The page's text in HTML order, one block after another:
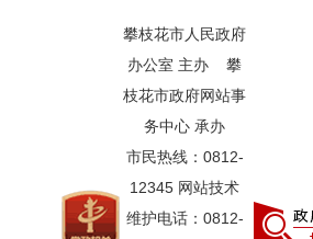
攀枝花市人民政府
办公室 主办 攀
枝花市政府网站事
务中心 承办
市民热线：0812-
12345 网站技术
维护电话：0812-